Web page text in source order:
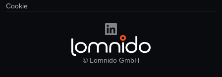
Cookie
© Lomnido GmbH